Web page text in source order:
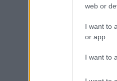
web or
I want to
or app.
I want to